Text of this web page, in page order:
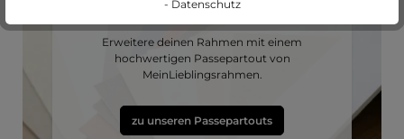
Passendes Passepartout?
Erweitere deinen Rahmen mit einem
hochwertigen Passepartout von
MeinLieblingsrahmen.
zu unseren Passepartouts
- Datenschutz